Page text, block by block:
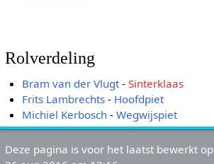
Rolverdeling
Bram van der Vlugt -Sinterklaas
Frits Lambrechts - Hoofdpiet
Michiel Kerbosch -Wegwijspiet
Deze pagina is voor het laatst bewerkt op